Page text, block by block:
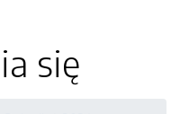
się